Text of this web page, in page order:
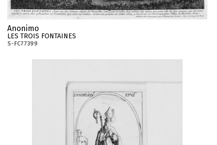
Anonimo
LES TROIS FONTAINES
S-FC77399